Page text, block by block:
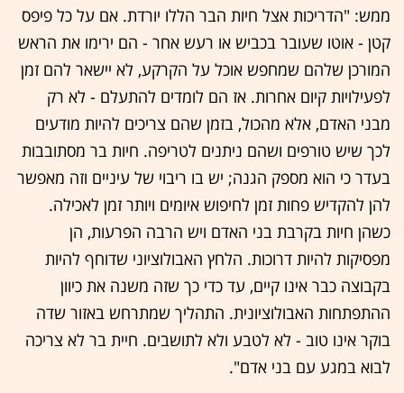
ממש: "הדריכות אצל חיות הבר הללו יורדת. אם על כל פיפס
קטן - אוטו שעובר בכביש או רעש אחר - הם ירימו את הראש
המורכן שלהם שמחפש אוכל על הקרקע, לא יישאר להם זמן
לפעילויות קיום אחרות. אז הם לומדים להתעלם - לא רק
מבני האדם, אלא מהכול, בזמן שהם צריכים להיות מודעים
לכך שיש טורפים ושהם ניתנים לטריפה. חיות בר מסתובבות
בעדר כי הוא מספק הגנה; יש בו ריבוי של עיניים וזה מאפשר
להן להקדיש פחות זמן לחיפוש איומים ויותר זמן לאכילה.
כשהן חיות בקרבת בני האדם ויש הרבה הפרעות, הן
מפסיקות להיות דרוכות. הלחץ האבולוציוני שדוחף להיות
בקבוצה כבר אינו קיים, עד כדי כך שזה משנה את כיוון
ההתפתחות האבולוציונית. התהליך שמתרחש באזור שדה
בוקר אינו טוב - לא לטבע ולא לתושבים. חיית בר לא צריכה
לבוא במגע עם בני אדם".